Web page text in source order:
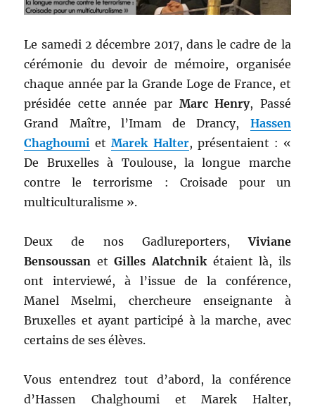
Le samedi 2 décembre 2017, dans le cadre de la
cérémonie du devoir de mémoire, organisée
chaque année par la Grande Loge de France, et
présidée cette année par Marc Henry, Passé
Grand Maître, l’Imam de Drancy, Hassen
Chaghoumi etMarek Halter, présentaient : «
De Bruxelles à Toulouse, la longue marche
contre le terrorisme : Croisade pour un
multiculturalisme ».
Deux de nos Gadlureporters,Viviane
Bensoussan etGilles Alatchnikétaient là, ils
ont interviewé, à l’issue de la conférence,
Manel Mselmi, chercheure enseignante à
Bruxelles et ayant participé à la marche, avec
certains de ses élèves.
Vous entendrez tout d’abord, la conférence
d’Hassen Chalghoumi et Marek Halter,